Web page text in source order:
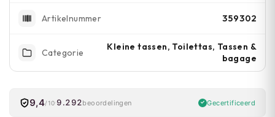
Artikelnummer 359302
Categorie
Kleine tassen, Toilettas, Tassen &
bagage
9,4/10 9.292beoordelingen Gecertificeerd